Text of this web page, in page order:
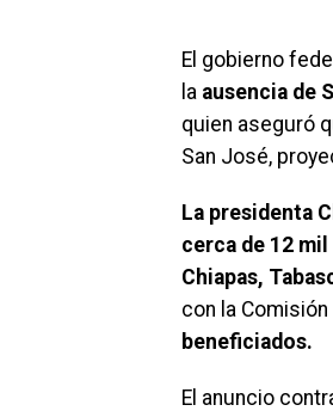
El gobierno
la ausencia de
quien aseguró
San José,
La presidenta
cerca de 12
Chiapas,
con la
beneficiados.
El anuncio